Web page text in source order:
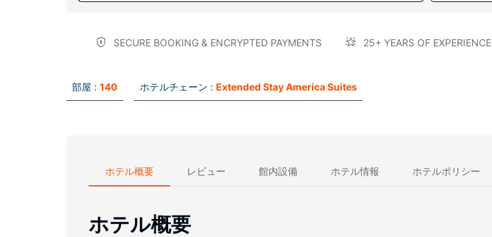
SECURE BOOKING & ENCRYPTED PAYMENTS 25+ YEARS OF EXPERIENCE
部屋 : 140 ホテルチェーン : Extended Stay America Suites
ホテル概要 レビュー 館内設備 ホテル情報 ホテルポリシー
ホテル概要